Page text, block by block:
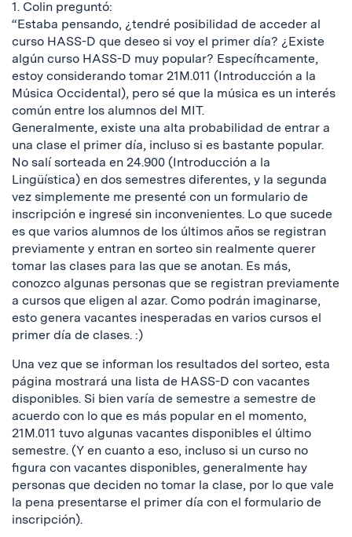
1. Colin preguntó:
“Estaba pensando, ¿tendré posibilidad de acceder al
curso HASS-D que deseo si voy el primer día? ¿Existe
algún curso HASS-D muy popular? Específicamente,
estoy considerando tomar 21M.011 (Introducción a la
Música Occidental), pero sé que la música es un interés
común entre los alumnos del MIT.
Generalmente, existe una alta probabilidad de entrar a
una clase el primer día, incluso si es bastante popular.
No salí sorteada en 24.900 (Introducción a la
Lingüística) en dos semestres diferentes, y la segunda
vez simplemente me presenté con un formulario de
inscripción e ingresé sin inconvenientes. Lo que sucede
es que varios alumnos de los últimos años se registran
previamente y entran en sorteo sin realmente querer
tomar las clases para las que se anotan. Es más,
conozco algunas personas que se registran previamente
a cursos que eligen al azar. Como podrán imaginarse,
esto genera vacantes inesperadas en varios cursos el
primer día de clases. :)
Una vez que se informan los resultados del sorteo, esta
página mostrará una lista de HASS-D con vacantes
disponibles. Si bien varía de semestre a semestre de
acuerdo con lo que es más popular en el momento,
21M.011 tuvo algunas vacantes disponibles el último
semestre. (Y en cuanto a eso, incluso si un curso no
figura con vacantes disponibles, generalmente hay
personas que deciden no tomar la clase, por lo que vale
la pena presentarse el primer día con el formulario de
inscripción).